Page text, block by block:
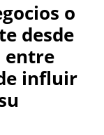
o
desde
entre
influir